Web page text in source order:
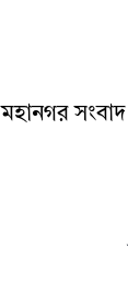
মহানগর সংবাদ